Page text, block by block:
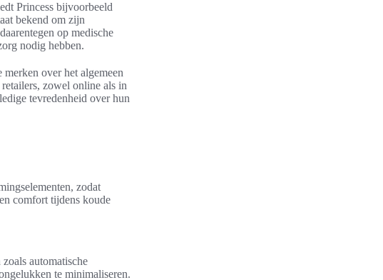
Princess bijvoorbeeld
bekend om zijn
op medische
nodig hebben.
over het algemeen
zowel online als in
tevredenheid over hun
zodat
comfort tijdens koude
automatische
te minimaliseren.